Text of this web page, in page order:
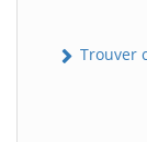
Trouver